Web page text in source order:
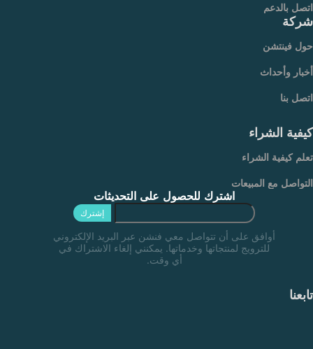
اتصل بالدعم
شركة
حول فينتشن
أخبار وأحداث
اتصل بنا
كيفية الشراء
تعلم كيفية الشراء
التواصل مع المبيعات
اشترك للحصول على التحديثات
إشترك
أوافق على أن تتواصل معي فنشن عبر البريد الإلكتروني
للترويج لمنتجاتها وخدماتها. يمكنني إلغاء الاشتراك في
أي وقت.
تابعنا